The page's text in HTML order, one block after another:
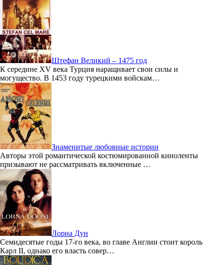
Штефан Великий – 1475 год
К середине XV века Турция наращивает свои силы и
могущество. В 1453 году турецкими войскам…
Знаменитые любовные истории
Авторы этой романтической костюмированной киноленты
призывают не рассматривать включенные …
Лорна Дун
Семидесятые годы 17-го века, во главе Англии стоит король
Карл II, однако его власть совер…